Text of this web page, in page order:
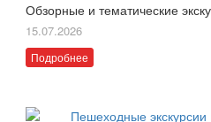
Обзорные и тематические
15.07.2026
Подробнее